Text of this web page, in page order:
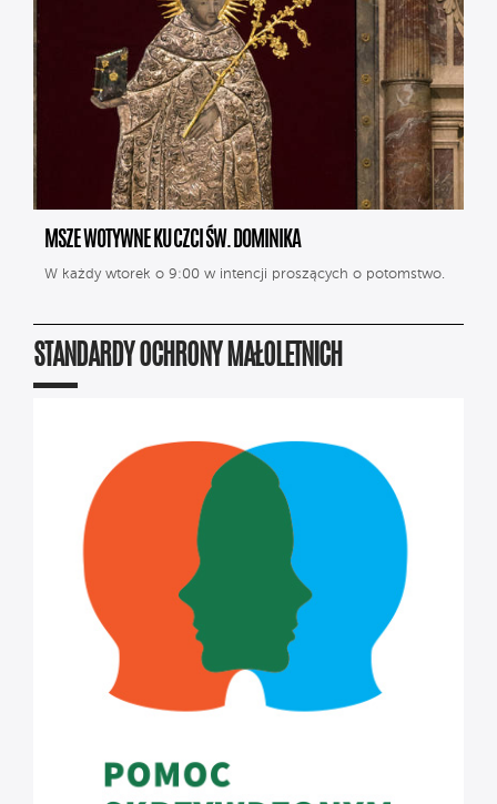
MSZE WOTYWNE KU CZCI ŚW. DOMINIKA
W każdy wtorek o 9:00 w intencji proszących o potomstwo.
STANDARDY OCHRONY MAŁOLETNICH